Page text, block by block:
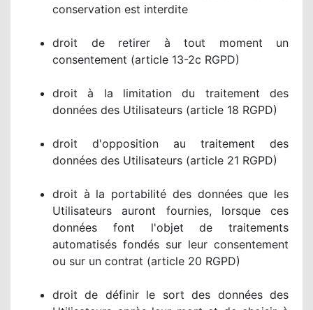
conservation est interdite
droit de retirer à tout moment un
consentement (article 13-2c RGPD)
droit à la limitation du traitement des
données des Utilisateurs (article 18 RGPD)
droit d'opposition au traitement des
données des Utilisateurs (article 21 RGPD)
droit à la portabilité des données que les
Utilisateurs auront fournies, lorsque ces
données font l'objet de traitements
automatisés fondés sur leur consentement
ou sur un contrat (article 20 RGPD)
droit de définir le sort des données des